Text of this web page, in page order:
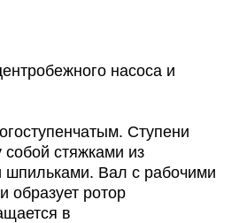
насоса и
Ступени
стяжками из
шпильками. Вал с рабочими
образует ротор
в